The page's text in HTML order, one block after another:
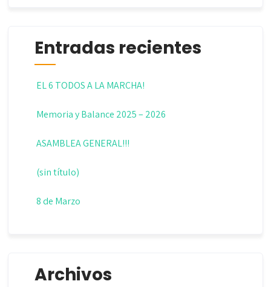
Entradas recientes
EL 6 TODOS A LA MARCHA!
Memoria y Balance 2025 – 2026
ASAMBLEA GENERAL!!!
(sin título)
8 de Marzo
Archivos